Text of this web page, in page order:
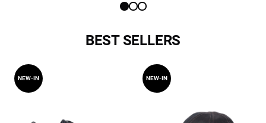
BEST SELLERS
NEW-IN NEW-IN